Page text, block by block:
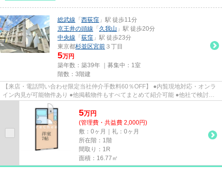
総武線 「 西荻窪 」駅 徒歩11分
京王井の頭線 「 久我山 」駅 徒歩20分
中央線 「 荻窪 」駅 徒歩23分
東京都杉並区宮前 ３丁目
5万円
築年数：築39年 ｜募集中： 1室
階数：3階建
【来店・電話問い合わせ限定当社仲介手数料60％OFF】 ●内覧現地対応・オンラ
イン内見が可能物件あり ●他掲載物件もすべてまとめて紹介可能 ●他社で検討
中・申込み済みのお客様、初期費...
5万円
(管理費・共益費 2,000円)
敷：0ヶ月｜礼：0ヶ月
所在階：1階
間取り：1R
面積：16.77㎡